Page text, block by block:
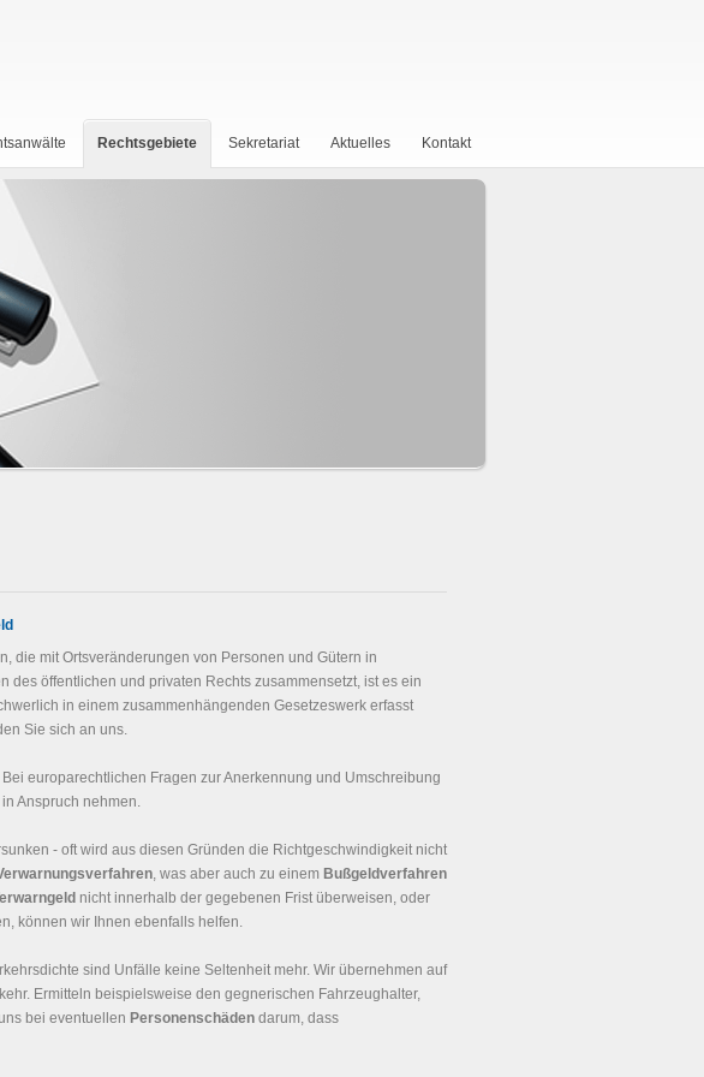
Rechtsgebiete Sekretariat Aktuelles Kontakt
die mit Ortsveränderungen von Personen und Gütern in
des öffentlichen und privaten Rechts zusammensetzt, ist es ein
in einem zusammenhängenden Gesetzeswerk erfasst
Sie sich an uns.
europarechtlichen Fragen zur Anerkennung und Umschreibung
Anspruch nehmen.
- oft wird aus diesen Gründen die Richtgeschwindigkeit nicht
, was aber auch zu einem Bußgeldverfahren
nicht innerhalb der gegebenen Frist überweisen, oder
können wir Ihnen ebenfalls helfen.
sind Unfälle keine Seltenheit mehr. Wir übernehmen auf
Ermitteln beispielsweise den gegnerischen Fahrzeughalter,
bei eventuellen Personenschäden darum, dass